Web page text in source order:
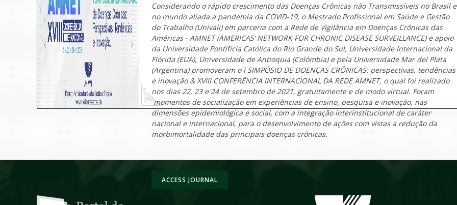
Considerando o rápido crescimento das Doenças Crônicas não Transmissíveis no Brasil e
no mundo aliada a pandemia da COVID-19, o Mestrado Profissional em Saúde e Gestão
do Trabalho (Univali) em parceria com a Rede de Vigilância em Doenças Crônicas das
Américas - AMNET (AMERICAS’ NETWORK FOR CHRONIC DISEASE SURVEILLANCE) e apoio
da Universidade Pontifícia Católica do Rio Grande do Sul, Universidade Internacional da
Flórida (EUA), Universidade de Antioquia (Colômbia) e pela Universidade Mar del Plata
(Argentina) promoveram o I SIMPÓSIO DE DOENÇAS CRÔNICAS: perspectivas, tendências
e inovação & XVIII CONFERÊNCIA INTERNACIONAL DA REDE AMNET, o qual foi realizado
nos dias 22, 23 e 24 de setembro de 2021, gratuitamente e de modo virtual. Foram
momentos de socialização em experiências de ensino, pesquisa e inovação, nas
dimensões epidemiológica e social, com a integração interinstitucional de caráter
nacional e internacional, para o desenvolvimento de ações com vistas a redução da
morbimortalidade das principais doenças crônicas.
ACCESS JOURNAL